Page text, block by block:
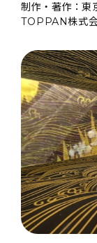
制作・著作：東
TOPPAN株式